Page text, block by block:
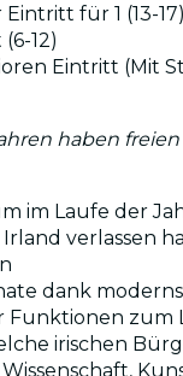
für 1 (13-17)
12)
Eintritt (Mit
haben
im Laufe der
verlassen
dank
Funktionen zum
irischen